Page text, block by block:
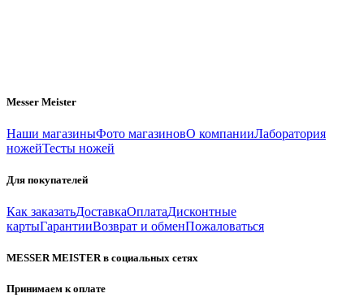
Messer Meister
Наши магазиныФото магазиновО компанииЛаборатория
ножейТесты ножей
Для покупателей
Как заказатьДоставкаОплатаДисконтные
картыГарантииВозврат и обменПожаловаться
MESSER MEISTER в социальных сетях
Принимаем к оплате